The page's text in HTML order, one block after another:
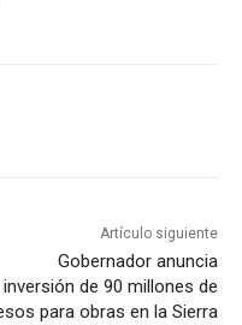
Artículo siguiente
Gobernador anuncia
inversión de 90 millones de
para obras en la Sierra